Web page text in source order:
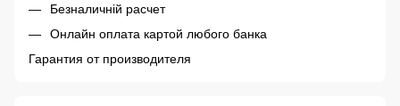
Безналичній расчет
Онлайн оплата картой любого банка
Гарантия от производителя